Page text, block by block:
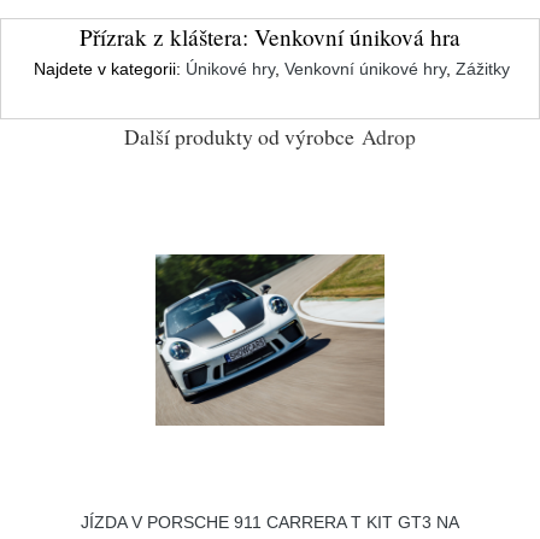
Přízrak z kláštera: Venkovní úniková hra
Najdete v kategorii: Únikové hry, Venkovní únikové hry, Zážitky
Další produkty od výrobce Adrop
JÍZDA V PORSCHE 911 CARRERA T KIT GT3 NA